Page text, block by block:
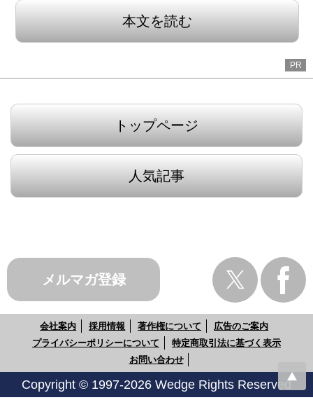
本文を読む
PR
トップページ
人気記事
メルマガ登録
会社案内 採用情報 著作権について
広告のご案内
プライバシーポリシーについて
特定商取引法に基づく表示
お問い合わせ
Copyright © 1997-2026 Wedge Rights Reserved